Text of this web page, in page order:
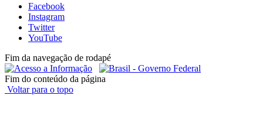
Facebook
Instagram
Twitter
YouTube
Fim da navegação de rodapé
Fim do conteúdo da página
Voltar para o topo